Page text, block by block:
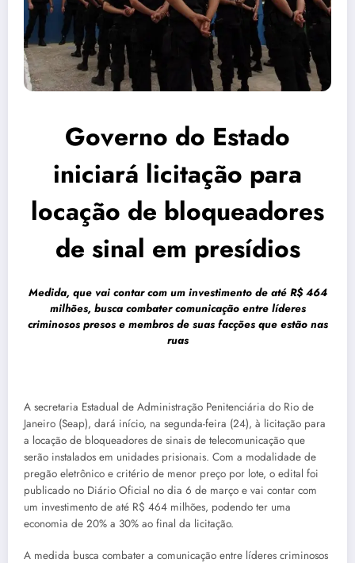
Governo do Estado
iniciará licitação para
locação de bloqueadores
de sinal em presídios
Medida, que vai contar com um investimento de até R$ 464
milhões, busca combater comunicação entre líderes
criminosos presos e membros de suas facções que estão nas
ruas
A secretaria Estadual de Administração Penitenciária do Rio de
Janeiro (Seap), dará início, na segunda-feira (24), à licitação para
a locação de bloqueadores de sinais de telecomunicação que
serão instalados em unidades prisionais. Com a modalidade de
pregão eletrônico e critério de menor preço por lote, o edital foi
publicado no Diário Oficial no dia 6 de março e vai contar com
um investimento de até R$ 464 milhões, podendo ter uma
economia de 20% a 30% ao final da licitação.
A medida busca combater a comunicação entre líderes criminosos